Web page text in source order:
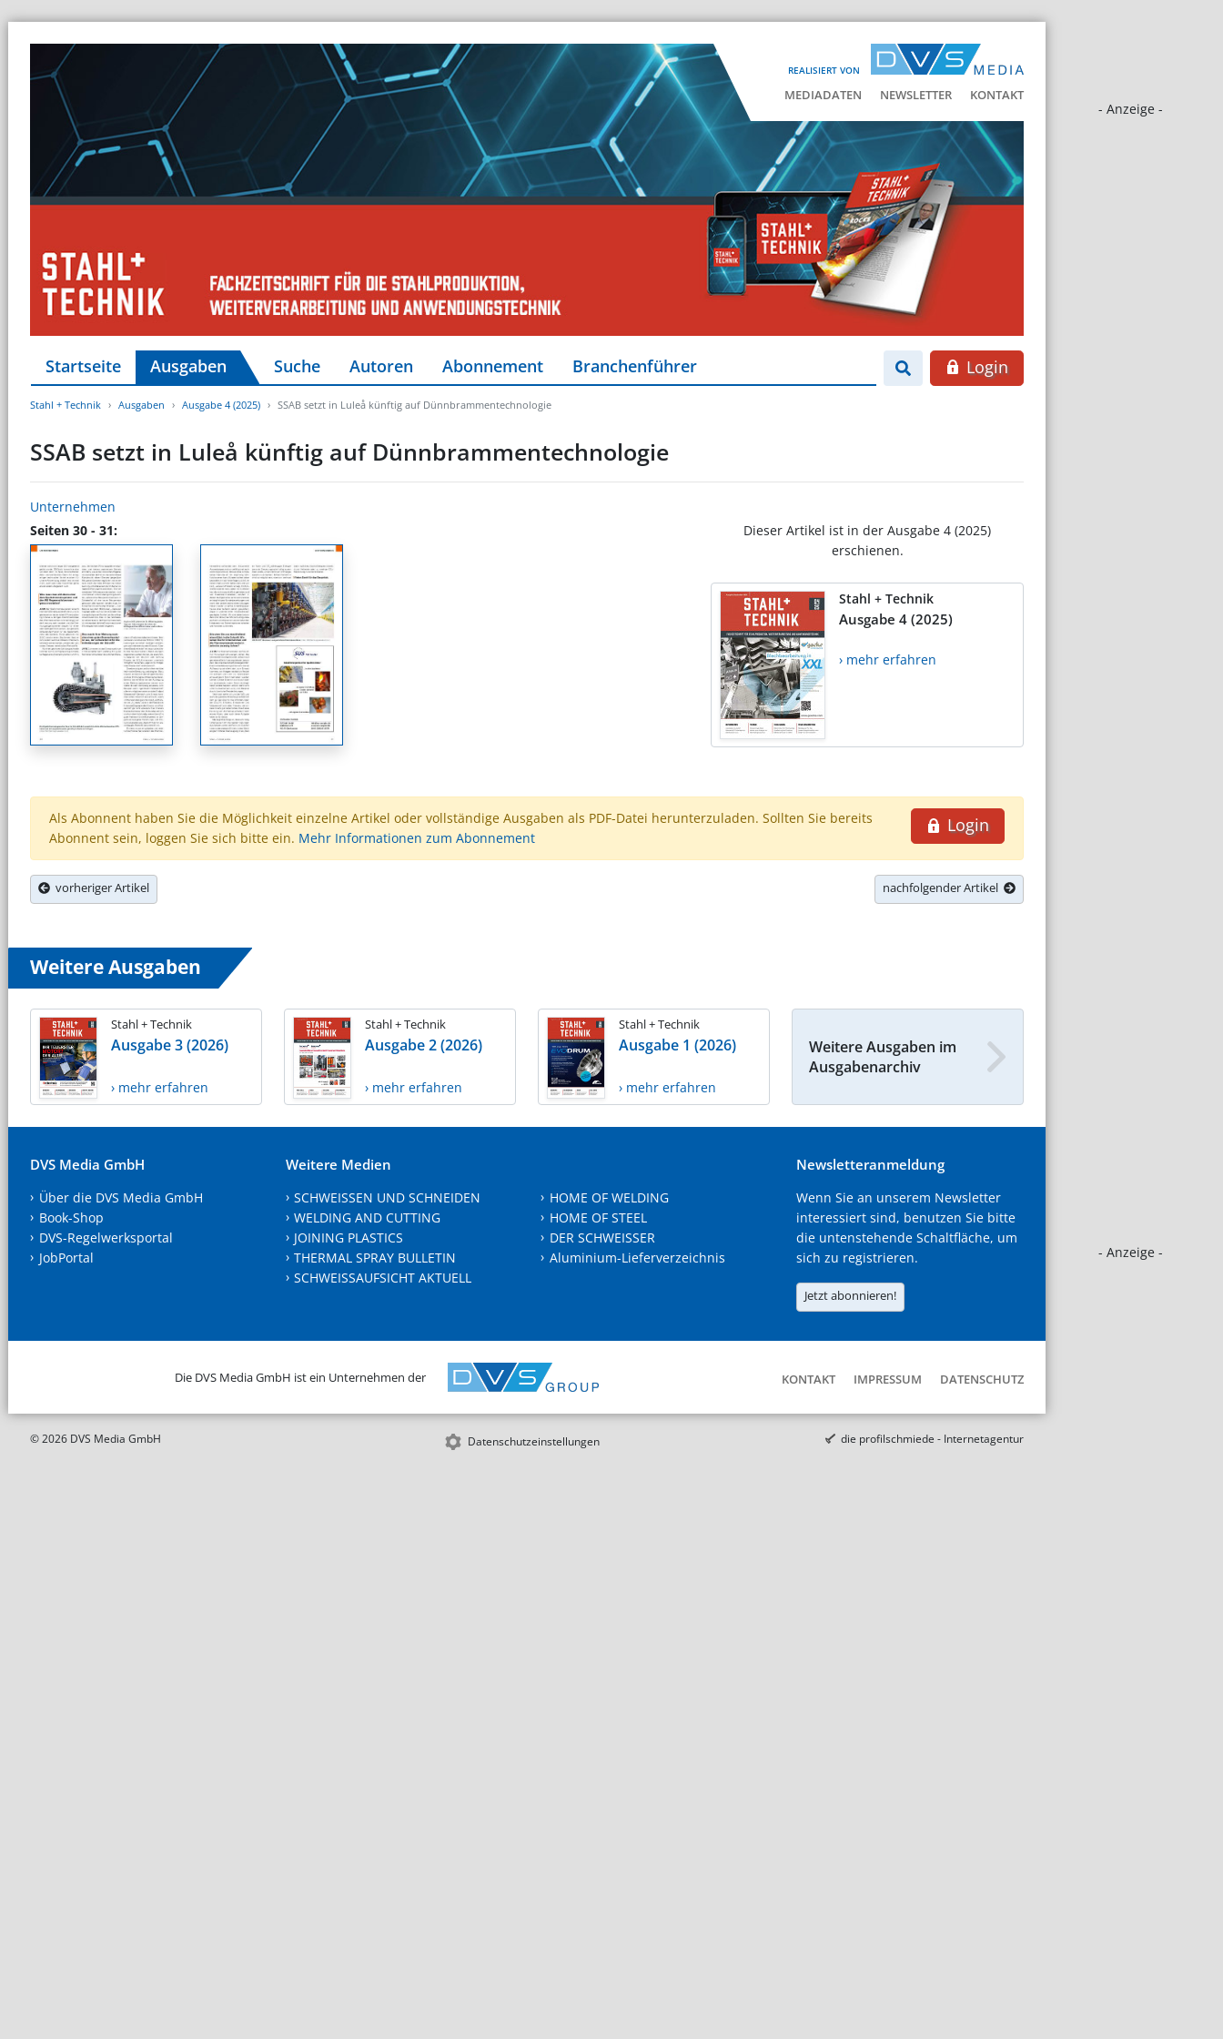
REALISIERT VON
MEDIADATEN NEWSLETTER KONTAKT
- Anzeige -
- Anzeige -
Startseite Ausgaben Suche Autoren Abonnement Branchenführer Login
Stahl + Technik Ausgaben Ausgabe 4 (2025) SSAB setzt in Luleå künftig auf Dünnbrammentechnologie
SSAB setzt in Luleå künftig auf Dünnbrammentechnologie
Unternehmen
Seiten 30 - 31:
Dieser Artikel ist in der Ausgabe 4 (2025)
erschienen.
Stahl + Technik
Ausgabe 4 (2025)
› mehr erfahren
Login
Als Abonnent haben Sie die Möglichkeit einzelne Artikel oder vollständige Ausgaben als PDF-Datei herunterzuladen. Sollten Sie bereits
Abonnent sein, loggen Sie sich bitte ein. Mehr Informationen zum Abonnement
vorheriger Artikel nachfolgender Artikel
Weitere Ausgaben
Stahl + Technik
Ausgabe 3 (2026)
› mehr erfahren
Stahl + Technik
Ausgabe 2 (2026)
› mehr erfahren
Stahl + Technik
Ausgabe 1 (2026)
› mehr erfahren
Weitere Ausgaben im
Ausgabenarchiv
DVS Media GmbH
Über die DVS Media GmbH
Book-Shop
DVS-Regelwerksportal
JobPortal
Weitere Medien
SCHWEISSEN UND SCHNEIDEN
WELDING AND CUTTING
JOINING PLASTICS
THERMAL SPRAY BULLETIN
SCHWEISSAUFSICHT AKTUELL
HOME OF WELDING
HOME OF STEEL
DER SCHWEISSER
Aluminium-Lieferverzeichnis
Newsletteranmeldung
Wenn Sie an unserem Newsletter
interessiert sind, benutzen Sie bitte
die untenstehende Schaltfläche, um
sich zu registrieren.
Jetzt abonnieren!
Die DVS Media GmbH ist ein Unternehmen der KONTAKT IMPRESSUM DATENSCHUTZ
© 2026 DVS Media GmbH Datenschutzeinstellungen die profilschmiede - Internetagentur